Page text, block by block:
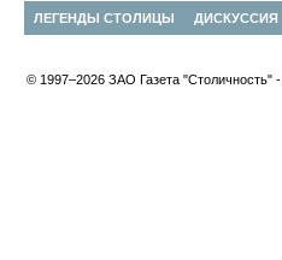
ЛЕГЕНДЫ СТОЛИЦЫ ДИСКУССИЯ
© 1997–2026 ЗАО Газета "Столичность" -